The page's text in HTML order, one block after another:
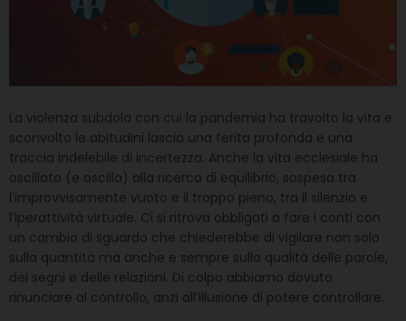
La violenza subdola con cui la pandemia ha travolto la vita e
sconvolto le abitudini lascia una ferita profonda e una
traccia indelebile di incertezza. Anche la vita ecclesiale ha
oscillato (e oscilla) alla ricerca di equilibrio, sospesa tra
l’improvvisamente vuoto e il troppo pieno, tra il silenzio e
l’iperattività virtuale. Ci si ritrova obbligati a fare i conti con
un cambio di sguardo che chiederebbe di vigilare non solo
sulla quantità ma anche e sempre sulla qualità delle parole,
dei segni e delle relazioni. Di colpo abbiamo dovuto
rinunciare al controllo, anzi all’illusione di potere controllare.